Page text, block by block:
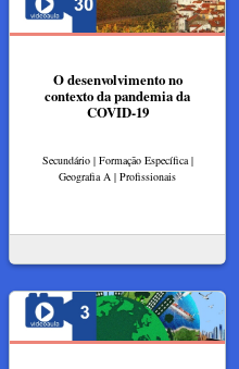
O desenvolvimento no
contexto da pandemia da
COVID-19
Secundário | Formação Específica |
Geografia A | Profissionais